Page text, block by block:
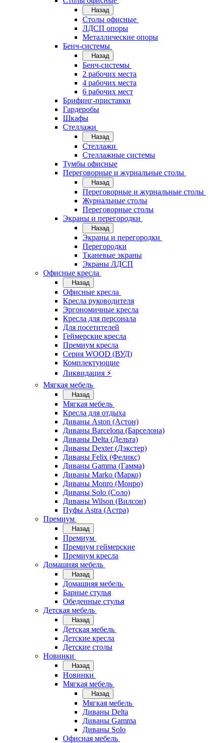
Назад
Cтолы офисные
ЛДСП опоры
Металлические опоры
Бенч-системы
Назад
Бенч-системы
2 рабочих места
4 рабочих места
6 рабочих мест
Брифинг-приставки
Гардеробы
Шкафы
Стеллажи
Назад
Стеллажи
Стеллажные системы
Тумбы офисные
Переговорные и журнальные столы
Назад
Переговорные и журнальные столы
Журнальные столы
Переговорные столы
Экраны и перегородки
Назад
Экраны и перегородки
Перегородки
Тканевые экраны
Экраны ЛДСП
Офисные кресла
Назад
Офисные кресла
Кресла руководителя
Эргономичные кресла
Кресла для персонала
Для посетителей
Геймерские кресла
Премиум кресла
Серия WOOD (ВУД)
Комплектующие
Ликвидация ⚡
Мягкая мебель
Назад
Мягкая мебель
Кресла для отдыха
Диваны Aston (Астон)
Диваны Barcelona (Барселона)
Диваны Delta (Дельта)
Диваны Dexter (Дэкстер)
Диваны Felix (Феликс)
Диваны Gamma (Гамма)
Диваны Marko (Марко)
Диваны Monro (Монро)
Диваны Solo (Соло)
Диваны Wilson (Вилсон)
Пуфы Astra (Астра)
Премиум
Назад
Премиум
Премиум геймерские
Премиум кресла
Домашняя мебель
Назад
Домашняя мебель
Барные стулья
Обеденные стулья
Детская мебель
Назад
Детская мебель
Детские кресла
Детские столы
Новинки
Назад
Новинки
Мягкая мебель
Назад
Мягкая мебель
Диваны Delta
Диваны Gamma
Диваны Solo
Офисная мебель